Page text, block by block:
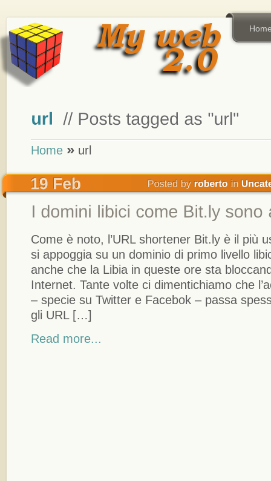
Home » url
Come è noto, l’URL shortener Bit.ly è il più
si appoggia su un dominio di primo livello
anche che la Libia in queste ore sta
Internet. Tante volte ci dimentichiamo che
– specie su Twitter e Facebok – passa
gli URL […]
Read more...